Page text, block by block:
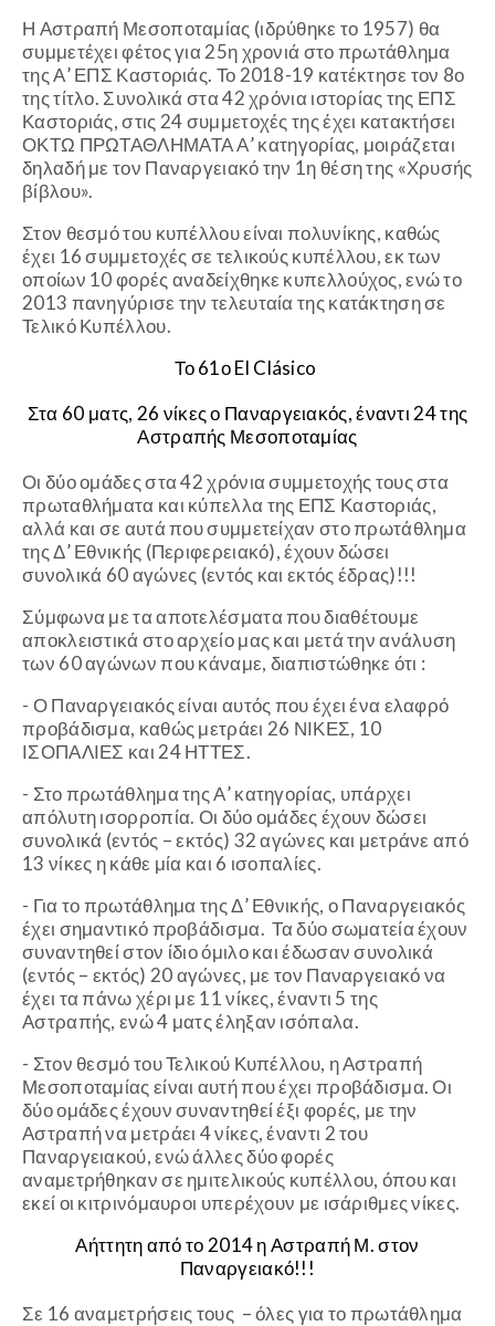
Η Αστραπή Μεσοποταμίας (ιδρύθηκε το 1957) θα
συμμετέχει φέτος για 25η χρονιά στο πρωτάθλημα
της Α’ ΕΠΣ Καστοριάς. Το 2018-19 κατέκτησε τον 8ο
της τίτλο. Συνολικά στα 42 χρόνια ιστορίας της ΕΠΣ
Καστοριάς, στις 24 συμμετοχές της έχει κατακτήσει
ΟΚΤΩ ΠΡΩΤΑΘΛΗΜΑΤΑ Α’ κατηγορίας, μοιράζεται
δηλαδή με τον Παναργειακό την 1η θέση της «Χρυσής
βίβλου».
Στον θεσμό του κυπέλλου είναι πολυνίκης, καθώς
έχει 16 συμμετοχές σε τελικούς κυπέλλου, εκ των
οποίων 10 φορές αναδείχθηκε κυπελλούχος, ενώ το
2013 πανηγύρισε την τελευταία της κατάκτηση σε
Τελικό Κυπέλλου.
Το 61ο El Clásico
Στα 60 ματς, 26 νίκες ο Παναργειακός, έναντι 24 της
Αστραπής Μεσοποταμίας
Οι δύο ομάδες στα 42 χρόνια συμμετοχής τους στα
πρωταθλήματα και κύπελλα της ΕΠΣ Καστοριάς,
αλλά και σε αυτά που συμμετείχαν στο πρωτάθλημα
της Δ’ Εθνικής (Περιφερειακό), έχουν δώσει
συνολικά 60 αγώνες (εντός και εκτός έδρας)!!!
Σύμφωνα με τα αποτελέσματα που διαθέτουμε
αποκλειστικά στο αρχείο μας και μετά την ανάλυση
των 60 αγώνων που κάναμε, διαπιστώθηκε ότι :
- Ο Παναργειακός είναι αυτός που έχει ένα ελαφρό
προβάδισμα, καθώς μετράει 26 ΝΙΚΕΣ, 10
ΙΣΟΠΑΛΙΕΣ και 24 ΗΤΤΕΣ.
- Στο πρωτάθλημα της Α’ κατηγορίας, υπάρχει
απόλυτη ισορροπία. Οι δύο ομάδες έχουν δώσει
συνολικά (εντός – εκτός) 32 αγώνες και μετράνε από
13 νίκες η κάθε μία και 6 ισοπαλίες.
- Για το πρωτάθλημα της Δ’ Εθνικής, ο Παναργειακός
έχει σημαντικό προβάδισμα. Τα δύο σωματεία έχουν
συναντηθεί στον ίδιο όμιλο και έδωσαν συνολικά
(εντός – εκτός) 20 αγώνες, με τον Παναργειακό να
έχει τα πάνω χέρι με 11 νίκες, έναντι 5 της
Αστραπής, ενώ 4 ματς έληξαν ισόπαλα.
- Στον θεσμό του Τελικού Κυπέλλου, η Αστραπή
Μεσοποταμίας είναι αυτή που έχει προβάδισμα. Οι
δύο ομάδες έχουν συναντηθεί έξι φορές, με την
Αστραπή να μετράει 4 νίκες, έναντι 2 του
Παναργειακού, ενώ άλλες δύο φορές
αναμετρήθηκαν σε ημιτελικούς κυπέλλου, όπου και
εκεί οι κιτρινόμαυροι υπερέχουν με ισάριθμες νίκες.
Αήττητη από το 2014 η Αστραπή Μ. στον
Παναργειακό!!!
Σε 16 αναμετρήσεις τους – όλες για το πρωτάθλημα